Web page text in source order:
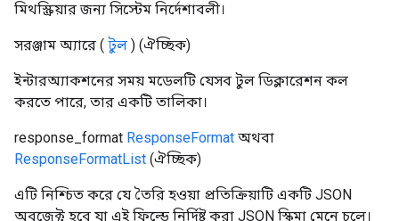
মিথস্ক্রিয়ার জন্য সিস্টেম নির্দেশাবলী।
সরঞ্জাম অ্যারে ( টুল ) (ঐচ্ছিক)
ইন্টারঅ্যাকশনের সময় মডেলটি যেসব টুল ডিক্লারেশন কল
করতে পারে, তার একটি তালিকা।
response_format ResponseFormat অথবা
ResponseFormatList (ঐচ্ছিক)
এটি নিশ্চিত করে যে তৈরি হওয়া প্রতিক্রিয়াটি একটি JSON
অবজেক্ট হবে যা এই ফিল্ডে নির্দিষ্ট করা JSON স্কিমা মেনে চলে।